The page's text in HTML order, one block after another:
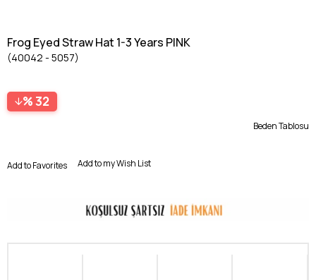
Frog Eyed Straw Hat 1-3 Years PINK
(40042 - 5057)
32
Beden Tablosu
Add to Favorites Add to my Wish List